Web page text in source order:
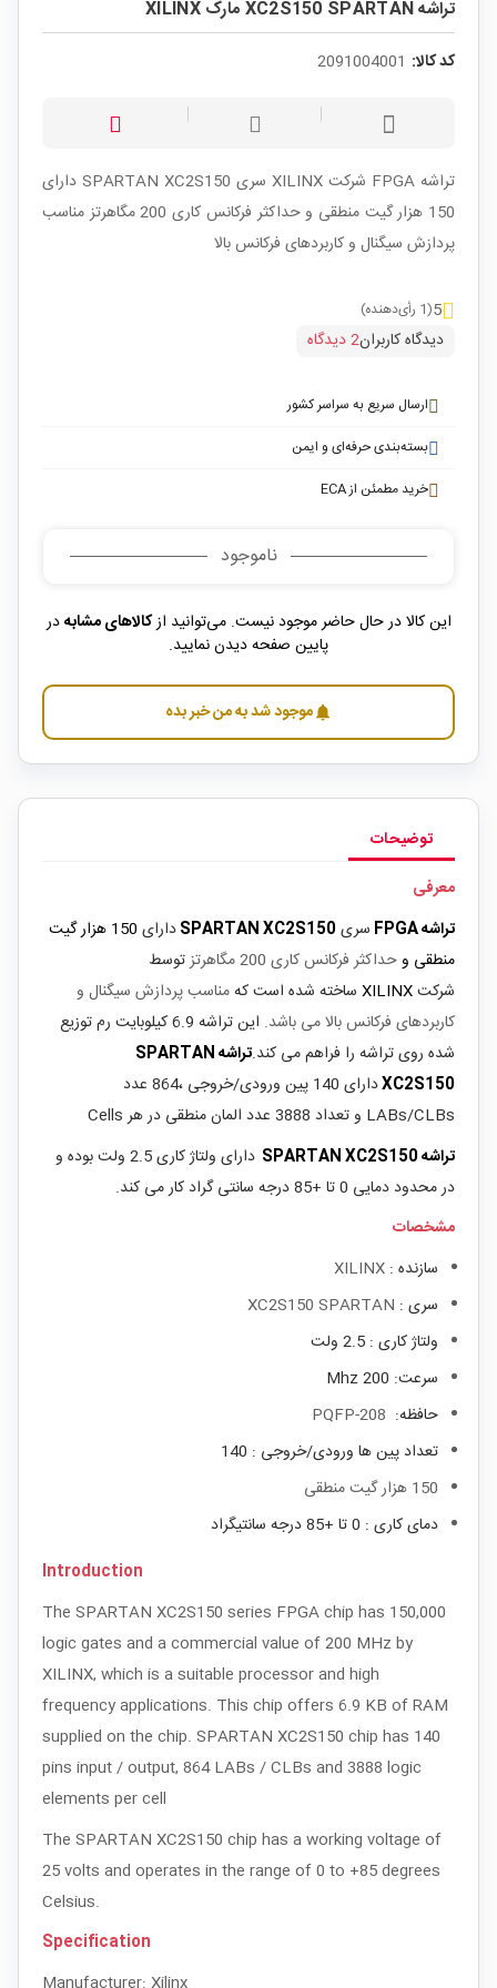
تراشه XC2S150 SPARTAN مارک XILINX
کد کالا: 2091004001
تراشه FPGA شرکت XILINX سری SPARTAN XC2S150 دارای
150 هزار گیت منطقی و حداکثر فرکانس کاری 200 مگاهرتز مناسب
پردازش سیگنال و کاربردهای فرکانس بالا
5(1 رأی‌دهنده)
دیدگاه کاربران2 دیدگاه
ارسال سریع به سراسر کشور
بسته‌بندی حرفه‌ای و ایمن
خرید مطمئن از ECA
ناموجود
این کالا در حال حاضر موجود نیست. می‌توانید ازکالاهای مشابهدر
پایین صفحه دیدن نمایید.
notificationsموجود شد به من خبر بده
توضیحات
معرفی
تراشه FPGA
سریSPARTAN XC2S150دارای
150 هزار گیت
منطقی و حداکثر فرکانس کاری 200 مگاهرتز
توسط
شرکتXILINX ساخته شده است کهمناسب پردازش سیگنال و
کاربردهای فرکانس بالا می باشد.
این تراشه 6.9 کیلوبایت رم توزیع
شده روی تراشه را فراهم می کند.تراشهSPARTAN
XC2S150دارای 140 پین ورودی/خروجی ،
864 عدد
LABs/CLBs و تعداد 3888 عدد المان منطقی در هر Cells
تراشهSPARTAN XC2S150
دارای ولتاژ کاری 2.5 ولت بوده و
در محدود دمایی 0 تا +85 درجه سانتی گراد کار می کند.
مشخصات
سازنده : XILINX
سری : XC2S150 SPARTAN
ولتاژ کاری : 2.5 ولت
سرعت: 200 Mhz
حافظه:
تعداد پین ها ورودی/خروجی : 140
150 هزار گیت منطقی
دمای کاری : 0 تا +85 درجه سانتیگراد
Introduction
The SPARTAN XC2S150 series FPGA chip has 150,000
logic gates and a commercial value of 200 MHz by
XILINX, which is a suitable processor and high
frequency applications. This chip offers 6.9 KB of RAM
supplied on the chip. SPARTAN XC2S150 chip has 140
pins input / output, 864 LABs / CLBs and 3888 logic
elements per cell
The SPARTAN XC2S150 chip has a working voltage of
25 volts and operates in the range of 0 to +85 degrees
Celsius.
Specification